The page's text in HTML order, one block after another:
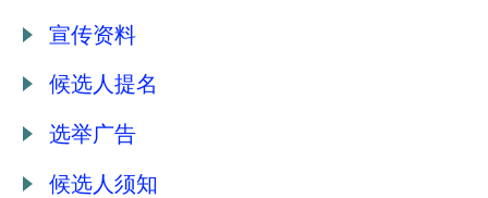
宣传资料
候选人提名
选举广告
候选人须知